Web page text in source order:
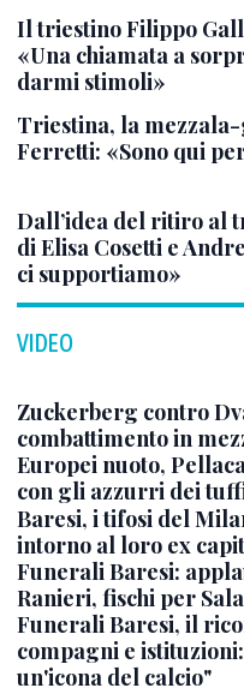
Il triestino Filippo
«Una chiamata a
darmi stimoli»
Triestina, la
Ferretti: «Sono qui
Dall’idea del ritiro al
di Elisa Cosetti e
ci supportiamo»
VIDEO
Zuckerberg contro
combattimento in
Europei nuoto,
con gli azzurri dei
Baresi, i tifosi del
intorno al loro ex
Funerali Baresi:
Ranieri, fischi per
Funerali Baresi, il
compagni e
un'icona del calcio"